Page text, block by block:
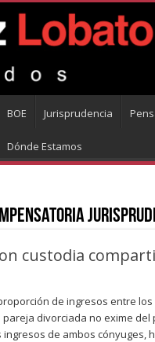
BOE Jurisprudencia
Dónde Estamos
custodia
de ingresos entre
divorciada no exime del
de ambos cónyuges,